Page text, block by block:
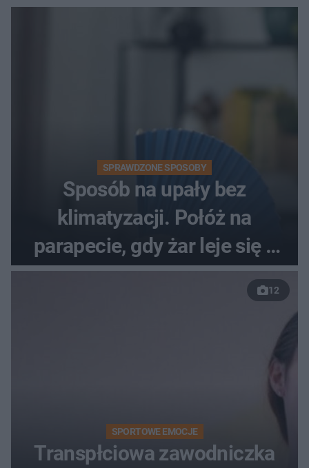
SPRAWDZONE SPOSOBY
Sposób na upały bez
klimatyzacji. Połóż na
parapecie, gdy żar leje się z
nieba
12
SPORTOWE EMOCJE
Transpłciowa zawodniczka